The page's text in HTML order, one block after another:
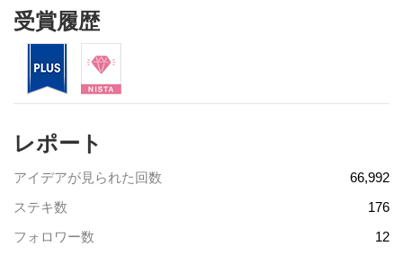
受賞履歴
レポート
アイデアが見られた回数
66,992
ステキ数
176
フォロワー数
12